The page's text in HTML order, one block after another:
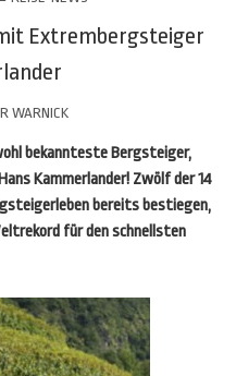
Extrembergsteiger
WARNICK
bekannteste Bergsteiger,
Kammerlander! Zwölf der 14
bereits bestiegen,
für den schnellsten